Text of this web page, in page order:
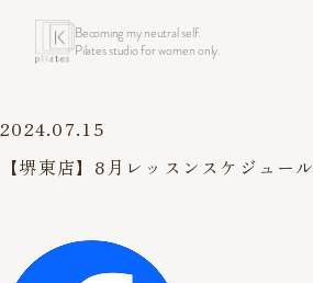
Becoming my neutral self.
Pilates studio for women only.
2024.07.15
【堺東店】8月レッスンスケジュール